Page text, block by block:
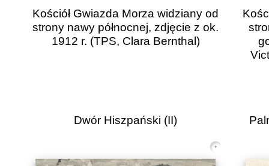
Kościół Gwiazda Morza widziany od
strony nawy północnej, zdjęcie z ok.
1912 r. (TPS, Clara Bernthal)
Dwór Hiszpański (II)